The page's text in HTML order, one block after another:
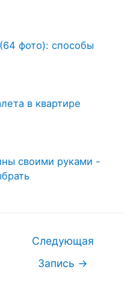
фото): способы
в квартире
своими руками -
Следующая
Запись →